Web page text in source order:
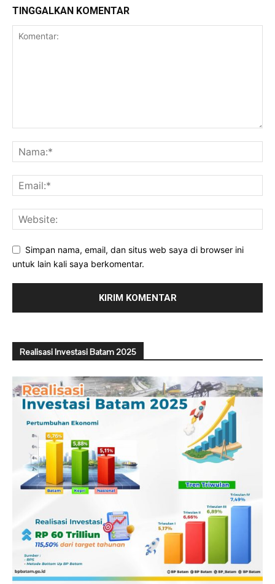
TINGGALKAN KOMENTAR
Simpan nama, email, dan situs web saya di browser ini
untuk lain kali saya berkomentar.
Realisasi Investasi Batam 2025